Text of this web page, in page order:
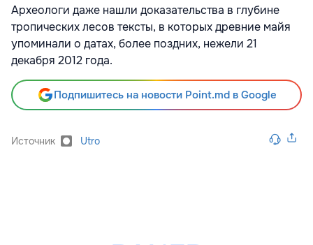
Археологи даже нашли доказательства в глубине
тропических лесов тексты, в которых древние майя
упоминали о датах, более поздних, нежели 21
декабря 2012 года.
Подпишитесь на новости Point.md в Google
Источник Utro